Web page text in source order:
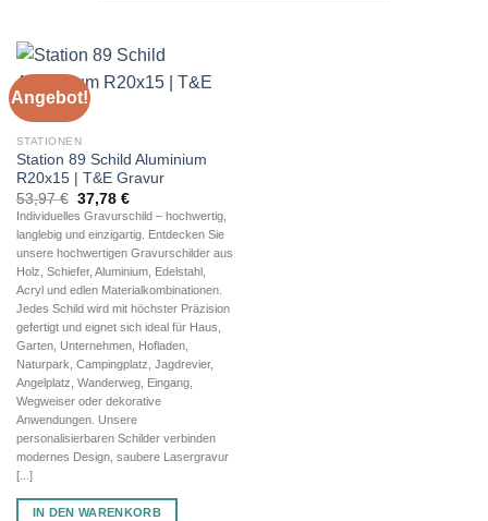
Angebot!
STATIONEN
Station 89 Schild Aluminium
R20x15 | T&E Gravur
53,97€ Ursprünglicher
Preis
war:
53,97 €
37,78 €Aktueller
Preis
ist:
37,78 €.
Individuelles Gravurschild – hochwertig,
langlebig und einzigartig. Entdecken Sie
unsere hochwertigen Gravurschilder aus
Holz, Schiefer, Aluminium, Edelstahl,
Acryl und edlen Materialkombinationen.
Jedes Schild wird mit höchster Präzision
gefertigt und eignet sich ideal für Haus,
Garten, Unternehmen, Hofladen,
Naturpark, Campingplatz, Jagdrevier,
Angelplatz, Wanderweg, Eingang,
Wegweiser oder dekorative
Anwendungen. Unsere
personalisierbaren Schilder verbinden
modernes Design, saubere Lasergravur
[...]
IN DEN WARENKORB